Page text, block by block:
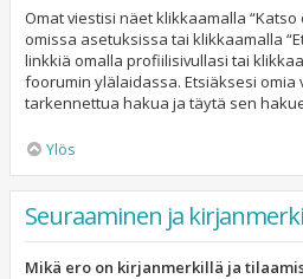
Omat viestisi näet klikkaamalla
omissa asetuksissa tai klikkaamalla
linkkiä omalla profiilisivullasi tai
foorumin ylälaidassa. Etsiäksesi omia
tarkennettua hakua ja täytä sen
Ylös
Seuraaminen ja
Mikä ero on kirjanmerkillä ja